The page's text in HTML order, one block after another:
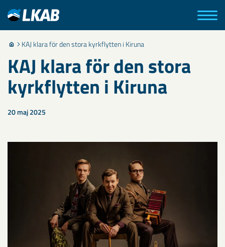
KAJ klara för den stora kyrkflytten i Kiruna
KAJ klara för den stora
kyrkflytten i Kiruna
20 maj 2025